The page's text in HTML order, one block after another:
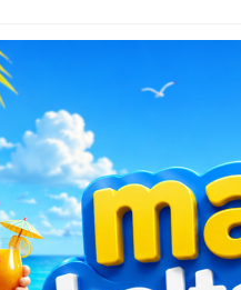
и начин на плаќање
на производ